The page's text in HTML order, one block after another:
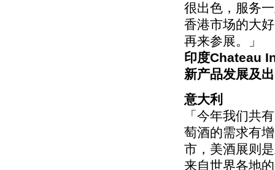
很出色，服务
香港市场的大
再来参展。」
印度Chateau
新产品发展及
意大利
「今年我们共
萄酒的需求有
市，美酒展则
来自世界各地